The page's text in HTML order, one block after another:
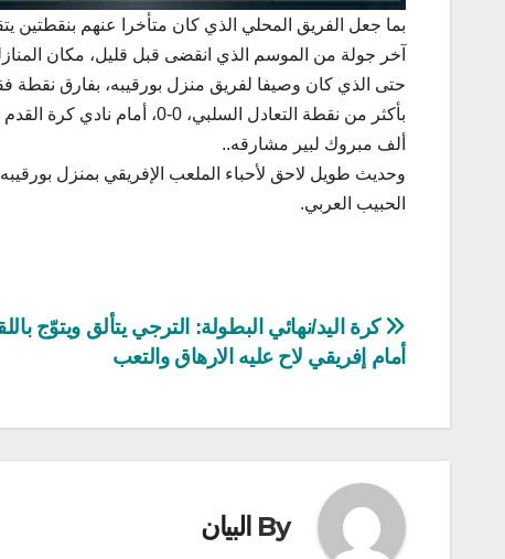
بما جعل الفريق المحلي الذي كان متأخرا عنهم بنقطتين
آخر جولة من الموسم الذي انقضى قبل قليل، مكان
حتى الذي كان وصيفا لفريق منزل بورقيبه، بفارق نقطة
بأكثر من نقطة التعادل السلبي، 0-0، أمام نادي كرة القدم ببنزرت، المتدحرج بطبعه لرابطة الشمال ببنزرت منذ الجولة الماضية..
ألف مبروك لبير مشارقه..
وحديث طويل لاحق لأحباء الملعب الإفريقي بمنزل بورقيبه
الحبيب العربي.
تصفّح
المقالات
كرة اليد/نهائي البطولة: الترجي يتألق ويتوّج
أمام إفريقي لاح عليه الارهاق والتعب
By البيان